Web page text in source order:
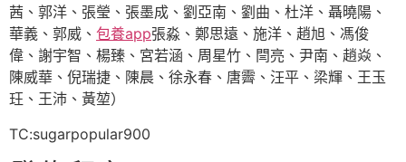
茜、郭洋、張瑩、張墨成、劉亞南、劉曲、杜洋、聶曉陽、
華義、郭威、 包養app張淼、鄭思遠、施洋、趙旭、馮俊
偉、謝宇智、楊臻、宮若涵、周星竹、閆亮、尹南、趙焱、
陳威華、倪瑞捷、陳晨、徐永春、唐霽、汪平、梁輝、王玉
玨、王沛、黃堃）
TC:sugarpopular900